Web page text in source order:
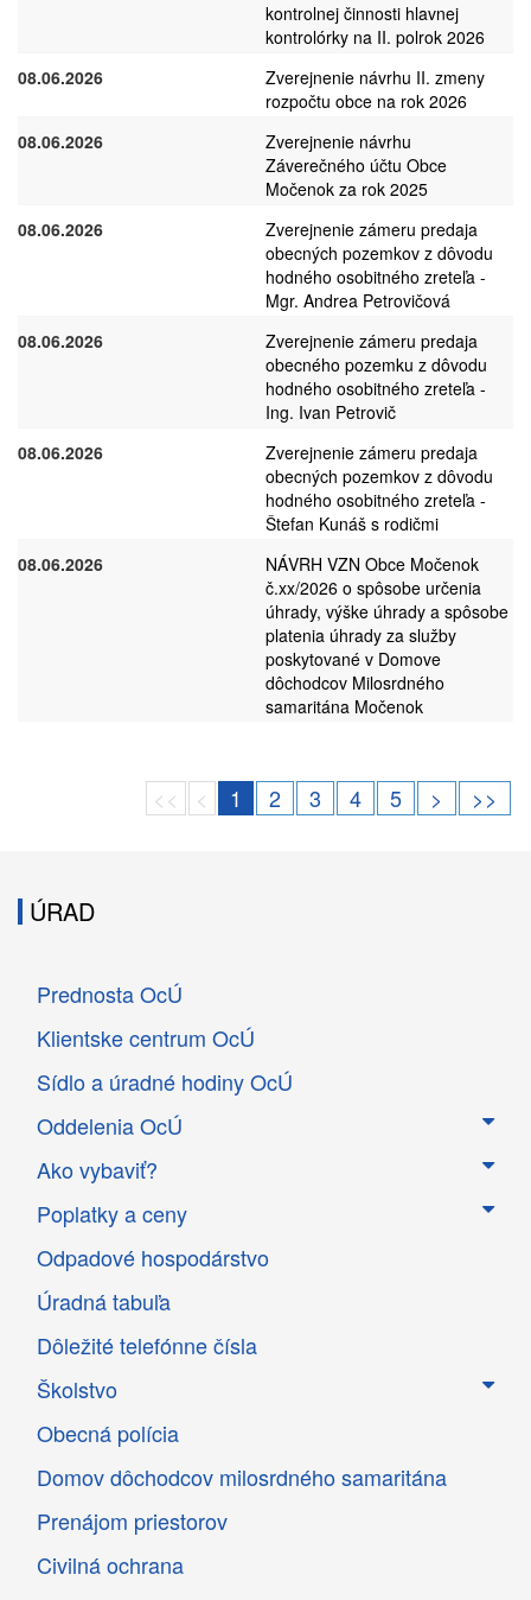
kontrolnej činnosti hlavnej
kontrolórky na II. polrok 2026
08.06.2026
Zverejnenie návrhu II. zmeny
rozpočtu obce na rok 2026
08.06.2026
Zverejnenie návrhu
Záverečného účtu Obce
Močenok za rok 2025
08.06.2026
Zverejnenie zámeru predaja
obecných pozemkov z dôvodu
hodného osobitného zreteľa -
Mgr. Andrea Petrovičová
08.06.2026
Zverejnenie zámeru predaja
obecného pozemku z dôvodu
hodného osobitného zreteľa -
Ing. Ivan Petrovič
08.06.2026
Zverejnenie zámeru predaja
obecných pozemkov z dôvodu
hodného osobitného zreteľa -
Štefan Kunáš s rodičmi
08.06.2026
NÁVRH VZN Obce Močenok
č.xx/2026 o spôsobe určenia
úhrady, výške úhrady a spôsobe
platenia úhrady za služby
poskytované v Domove
dôchodcov Milosrdného
samaritána Močenok
<< < 1 2 3 4 5 > >>
ÚRAD
Prednosta OcÚ
Klientske centrum OcÚ
Sídlo a úradné hodiny OcÚ
Oddelenia OcÚ
Ako vybaviť?
Poplatky a ceny
Odpadové hospodárstvo
Úradná tabuľa
Dôležité telefónne čísla
Školstvo
Obecná polícia
Domov dôchodcov milosrdného samaritána
Prenájom priestorov
Civilná ochrana